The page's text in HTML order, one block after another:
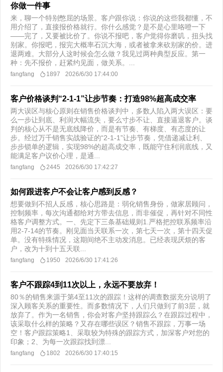
你做一件事
来，聊一个特别憋屈的场景。客户跟你说：你说的这些我都懂，不
用介绍了，直接报价格就行。你什么感觉？是不是心里咯噔一下
——完了，又要被比价了。你说不报吧，客户觉得你磨叽，扭头找
别家。你报吧，报完大概率石沉大海，或者被拿来砍别家的价。进
退两难。大部分人这时候会怎么做？我见过两种典型反应。第一
种：先不报价，赶紧约见面，做关系。...
fangfang 1897 2026/6/30 17:44:00
客户价格谈判“2-1-1”让步节奏：打造98%超高成交率
两大误区与核心原则在销售价格谈判中，多数人陷入两大误区：要
么一步让到底、利润大幅流失，要么寸步不让、直接逼退客户。谈
判的核心从不是无底线降价，而是有节奏、有梯度、有态度的让
步。经过万千销售实战验证的“2-1-1”让步节奏，凭借递减让利、
步步锁单的逻辑，实现98%的超高成交率，既能守住利润底线，又
能满足客户议价心理，是通...
fangfang 2445 2026/6/30 17:42:27
如何跟进客户不会让客户感到反感？
想要做到不招人反感，核心思路是：弱化销售身份，做家居顾问，
控制频率，每次沟通都给对方带去信息，而非催促，再针对不同性
格客户调整方式。一、先定下三条基础规则1.严格把控联系频率沿
用2‑7‑14的节奏。刚见面当天联系一次，第七天一次，第十四天促
单。没有特殊情况，这期间绝不主动发消息。已经表现厌烦的客
户，改为十到十五天联...
fangfang 1950 2026/6/30 17:41:26
客户不跟踪4到11次以上，永远不要放弃！
80％的销售来源于第4至11次的跟踪！这样的调查数据充分说明了
深入顾客关系的重要性。而多数情况下，人们只做到了前3层，就
放弃了。作为一名销售，你会对客户坚持跟踪么？在跟踪过程中，
该采取什么样的策略？又存在哪些误区？销售不跟踪，万事一场
空！客户跟踪策略1、采取较为特殊的跟踪方式，加深客户对您的
印象；2、为每一次跟踪找到漂...
fangfang 1802 2026/6/30 17:40:15